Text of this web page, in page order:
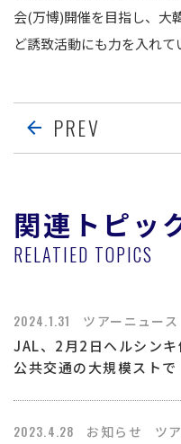
会(万博)開催を目指し、大
ど誘致活動にも力を入れて
PREV
関連トピッ
RELATIED TOPICS
2024.1.31 ツアーニュース
JAL、2月2日ヘルシン
公共交通の大規模ストで
2023.4.28 お知らせ ツ